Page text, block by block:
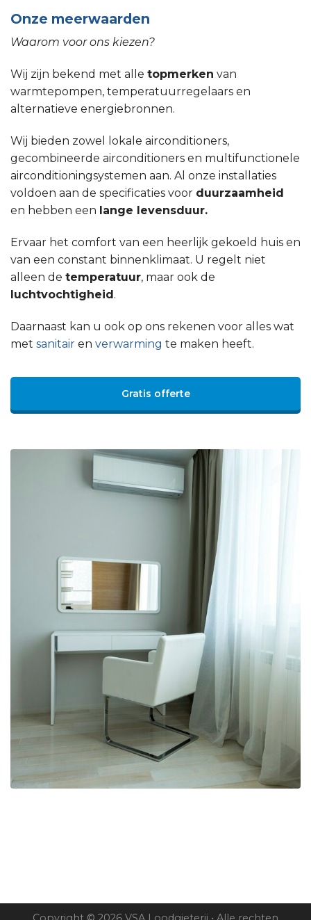
Onze meerwaarden
Waarom voor ons kiezen?
Wij zijn bekend met alle topmerken van
warmtepompen, temperatuurregelaars en
alternatieve energiebronnen.
Wij bieden zowel lokale airconditioners,
gecombineerde airconditioners en multifunctionele
airconditioningsystemen aan. Al onze installaties
voldoen aan de specificaties voor duurzaamheid
en hebben een lange levensduur.
Ervaar het comfort van een heerlijk gekoeld huis en
van een constant binnenklimaat. U regelt niet
alleen de temperatuur, maar ook de
luchtvochtigheid.
Daarnaast kan u ook op ons rekenen voor alles wat
met sanitair en verwarming te maken heeft.
Gratis offerte